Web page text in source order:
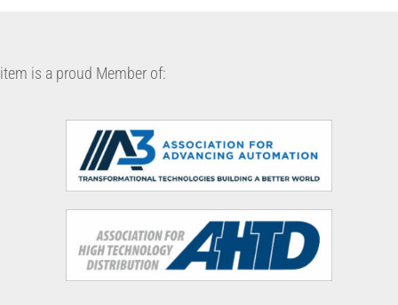
item is a proud Member of: